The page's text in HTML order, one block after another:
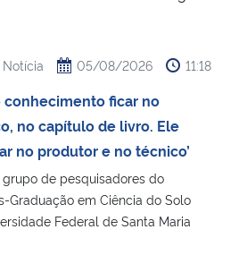
Inovações e Comunicações
Notícia 05/08/2026 11:18
conhecimento ficar no
no capítulo de livro. Ele
no produtor e no técnico’
de pesquisadores do
Graduação em Ciência do Solo
Federal de Santa Maria